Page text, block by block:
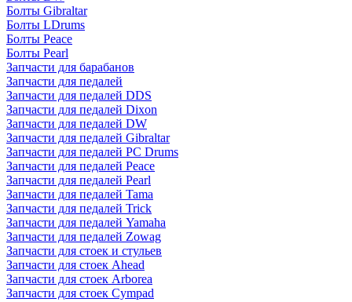
Болты Gibraltar
Болты LDrums
Болты Peace
Болты Pearl
Запчасти для барабанов
Запчасти для педалей
Запчасти для педалей DDS
Запчасти для педалей Dixon
Запчасти для педалей DW
Запчасти для педалей Gibraltar
Запчасти для педалей PC Drums
Запчасти для педалей Peace
Запчасти для педалей Pearl
Запчасти для педалей Tama
Запчасти для педалей Trick
Запчасти для педалей Yamaha
Запчасти для педалей Zowag
Запчасти для стоек и стульев
Запчасти для стоек Ahead
Запчасти для стоек Arborea
Запчасти для стоек Cympad